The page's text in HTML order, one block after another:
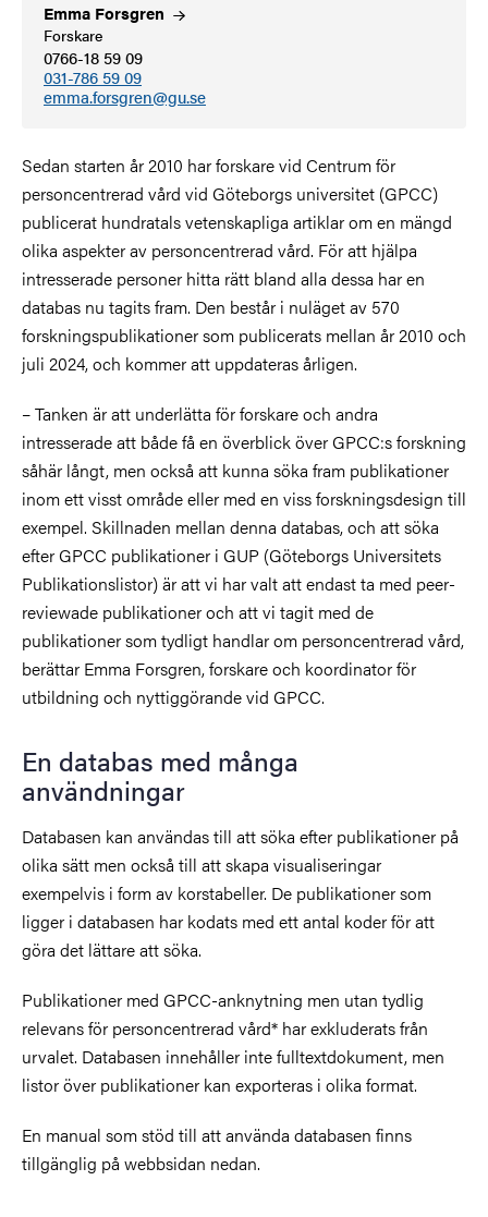
Emma Forsgren
Forskare
0766-18 59 09
031-786 59 09
emma.forsgren@gu.se
Sedan starten år 2010 har forskare vid Centrum för
personcentrerad vård vid Göteborgs universitet (GPCC)
publicerat hundratals vetenskapliga artiklar om en mängd
olika aspekter av personcentrerad vård. För att hjälpa
intresserade personer hitta rätt bland alla dessa har en
databas nu tagits fram. Den består i nuläget av 570
forskningspublikationer som publicerats mellan år 2010 och
juli 2024, och kommer att uppdateras årligen.
– Tanken är att underlätta för forskare och andra
intresserade att både få en överblick över GPCC:s forskning
såhär långt, men också att kunna söka fram publikationer
inom ett visst område eller med en viss forskningsdesign till
exempel. Skillnaden mellan denna databas, och att söka
efter GPCC publikationer i GUP (Göteborgs Universitets
Publikationslistor) är att vi har valt att endast ta med peer-
reviewade publikationer och att vi tagit med de
publikationer som tydligt handlar om personcentrerad vård,
berättar Emma Forsgren, forskare och koordinator för
utbildning och nyttiggörande vid GPCC.
En databas med många
användningar
Databasen kan användas till att söka efter publikationer på
olika sätt men också till att skapa visualiseringar
exempelvis i form av korstabeller. De publikationer som
ligger i databasen har kodats med ett antal koder för att
göra det lättare att söka.
Publikationer med GPCC-anknytning men utan tydlig
relevans för personcentrerad vård* har exkluderats från
urvalet. Databasen innehåller inte fulltextdokument, men
listor över publikationer kan exporteras i olika format.
En manual som stöd till att använda databasen finns
tillgänglig på webbsidan nedan.